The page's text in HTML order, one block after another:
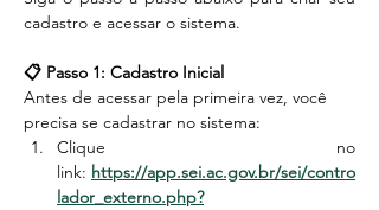
cadastro e acessar o sistema.
📋 Passo 1: Cadastro Inicial
Antes de acessar pela primeira vez, você
precisa se cadastrar no sistema:
Clique no
link: https://app.sei.ac.gov.br/sei/contro
lador_externo.php?